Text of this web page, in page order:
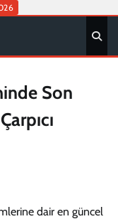
Son
dair en güncel